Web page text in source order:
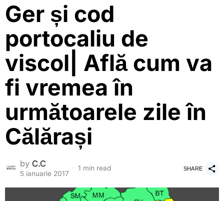
Ger și cod
portocaliu de
viscol| Află cum va
fi vremea în
următoarele zile în
Călărași
by C.C
5 ianuarie 2017
1 min read SHARE